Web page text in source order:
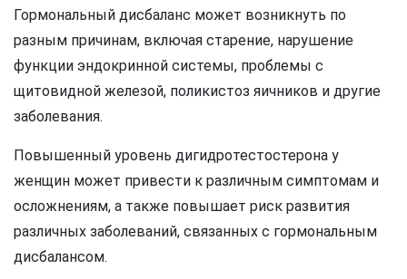
Гормональный дисбаланс может возникнуть по
разным причинам, включая старение, нарушение
функции эндокринной системы, проблемы с
щитовидной железой, поликистоз яичников и другие
заболевания.
Повышенный уровень дигидротестостерона у
женщин может привести к различным симптомам и
осложнениям, а также повышает риск развития
различных заболеваний, связанных с гормональным
дисбалансом.